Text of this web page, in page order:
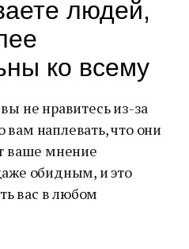
людей,
ко всему
не нравитесь из-за
вам наплевать, что они
ваше мнение
обидным, и это
вас в любом